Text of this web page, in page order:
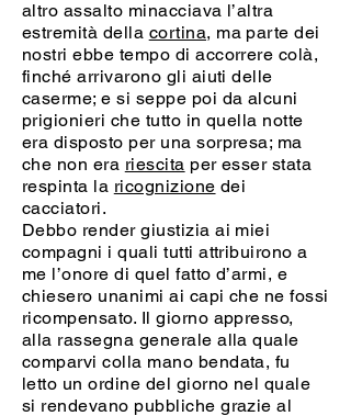
altro assalto minacciava l’altra
estremità della cortina, ma parte dei
nostri ebbe tempo di accorrere colà,
finché arrivarono gli aiuti delle
caserme; e si seppe poi da alcuni
prigionieri che tutto in quella notte
era disposto per una sorpresa; ma
che non era riescita per esser stata
respinta la ricognizione dei
cacciatori.
Debbo render giustizia ai miei
compagni i quali tutti attribuirono a
me l’onore di quel fatto d’armi, e
chiesero unanimi ai capi che ne fossi
ricompensato. Il giorno appresso,
alla rassegna generale alla quale
comparvi colla mano bendata, fu
letto un ordine del giorno nel quale
si rendevano pubbliche grazie al